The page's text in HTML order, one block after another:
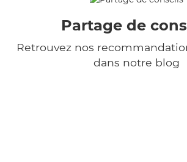
Partage de
Retrouvez nos
dans notre blog